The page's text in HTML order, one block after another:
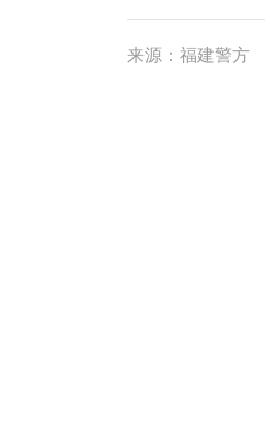
来源：福建警方